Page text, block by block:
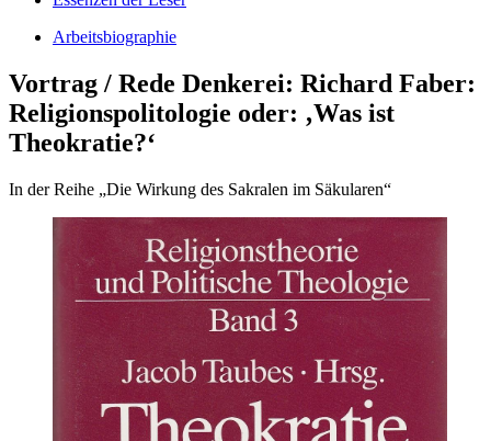
Arbeitsbiographie
Vortrag / Rede Denkerei: Richard Faber:
Religionspolitologie oder: ‚Was ist
Theokratie?‘
In der Reihe „Die Wirkung des Sakralen im Säkularen“